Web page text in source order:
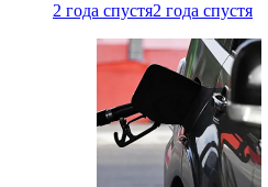
2 года спустя2 года спустя